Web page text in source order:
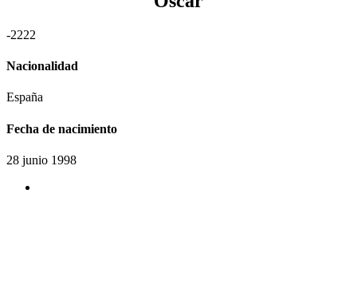
-2222
Nacionalidad
España
Fecha de nacimiento
28 junio 1998